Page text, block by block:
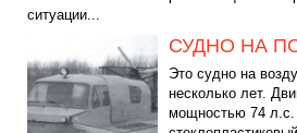
ситуации...
СУДНО НА
Это судно на
несколько лет.
мощностью 74 л.с.